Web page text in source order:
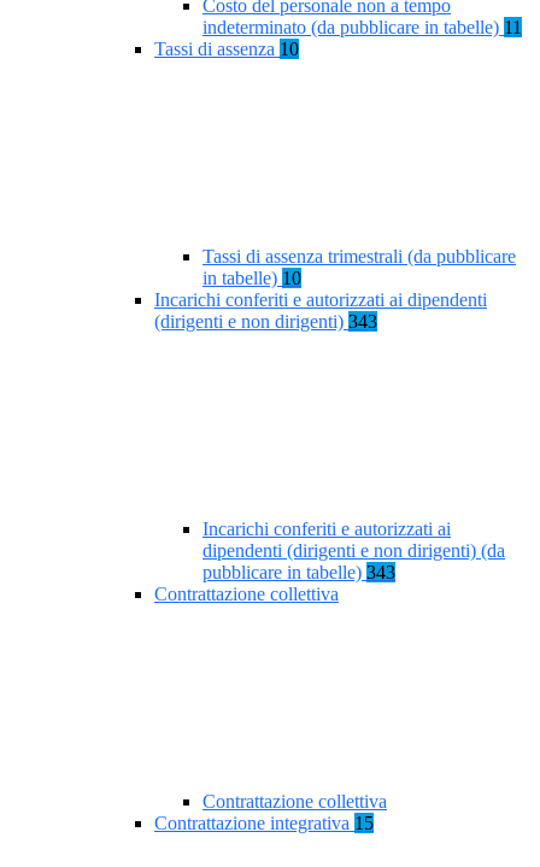
Costo del personale non a tempo
indeterminato (da pubblicare in tabelle) 11
Tassi di assenza 10
Tassi di assenza trimestrali (da pubblicare
in tabelle) 10
Incarichi conferiti e autorizzati ai dipendenti
(dirigenti e non dirigenti) 343
Incarichi conferiti e autorizzati ai
dipendenti (dirigenti e non dirigenti) (da
pubblicare in tabelle) 343
Contrattazione collettiva
Contrattazione collettiva
Contrattazione integrativa 15